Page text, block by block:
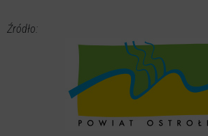
Źródło: